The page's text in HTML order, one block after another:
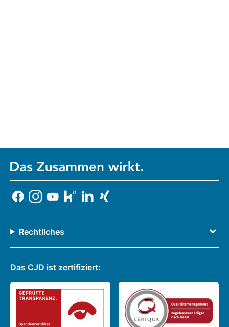
Rechtliches
Das CJD ist zertifiziert: